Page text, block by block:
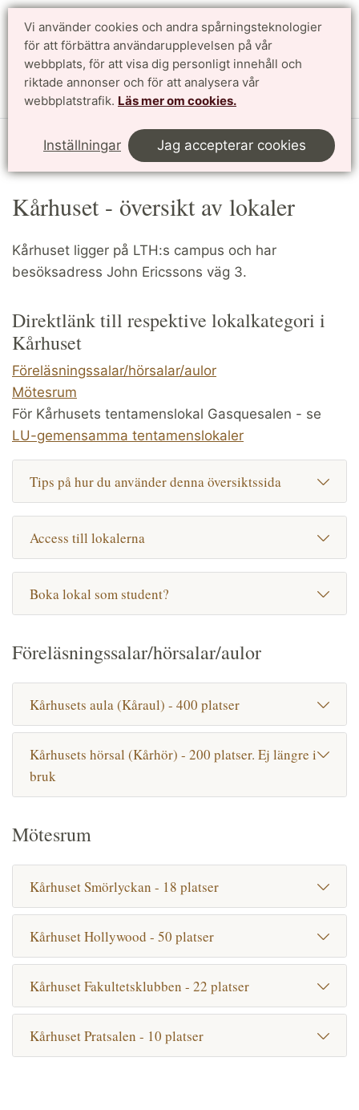
Vi använder cookies och andra spårningsteknologier
för att förbättra användarupplevelsen på vår
webbplats, för att visa dig personligt innehåll och
riktade annonser och för att analysera vår
webbplatstrafik. Läs mer om cookies.
Inställningar Jag accepterar cookies
Sök
Schemaläggning/lokalbokning på LTH
Översikt över lokaler
Kårhuset
Kårhuset - översikt av lokaler
Kårhuset ligger på LTH:s campus och har
besöksadress John Ericssons väg 3.
Direktlänk till respektive lokalkategori i
Kårhuset
Föreläsningssalar/hörsalar/aulor
Mötesrum
För Kårhusets tentamenslokal Gasquesalen - se
LU-gemensamma tentamenslokaler
Tips på hur du använder denna översiktssida
Access till lokalerna
Boka lokal som student?
Föreläsningssalar/hörsalar/aulor
Kårhusets aula (Kåraul) - 400 platser
Kårhusets hörsal (Kårhör) - 200 platser. Ej längre i
bruk
Mötesrum
Kårhuset Smörlyckan - 18 platser
Kårhuset Hollywood - 50 platser
Kårhuset Fakultetsklubben - 22 platser
Kårhuset Pratsalen - 10 platser